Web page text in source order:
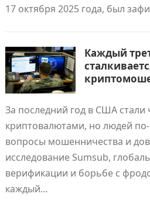
17 октября 2025 года, был
Каждый
За последний год в США стали
криптовалютами, но людей
вопросы мошенничества и
исследование Sumsub,
верификации и борьбе с
каждый…